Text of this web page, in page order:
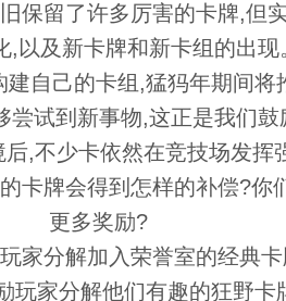
保留了许多厉害的卡牌,但
,以及新卡牌和新卡组的出
建自己的卡组,猛犸年期间
尝试到新事物,这正是我们鼓
,不少卡依然在竞技场发挥
卡牌会得到怎样的补偿?你
更多奖励?
家分解加入荣誉室的经典
玩家分解他们有趣的狂野